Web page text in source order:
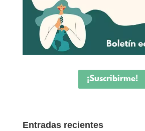
¡Suscribirme!
Entradas recientes